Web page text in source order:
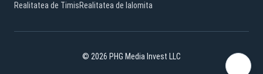
Realitatea de TimisRealitatea de Ialomita
© 2026 PHG Media Invest LLC